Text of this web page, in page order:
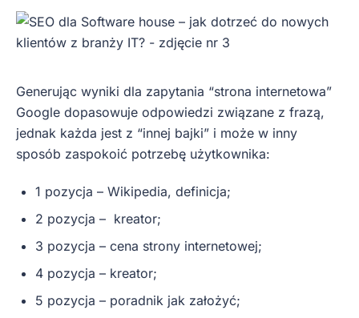
Generując wyniki dla zapytania “strona internetowa”
Google dopasowuje odpowiedzi związane z frazą,
jednak każda jest z “innej bajki” i może w inny
sposób zaspokoić potrzebę użytkownika:
1 pozycja – Wikipedia, definicja;
2 pozycja – kreator;
3 pozycja – cena strony internetowej;
4 pozycja – kreator;
5 pozycja – poradnik jak założyć;